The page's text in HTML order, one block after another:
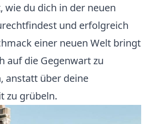
wie du dich in der neuen
und erfolgreich
einer neuen Welt bringt
auf die Gegenwart zu
anstatt über deine
zu grübeln.